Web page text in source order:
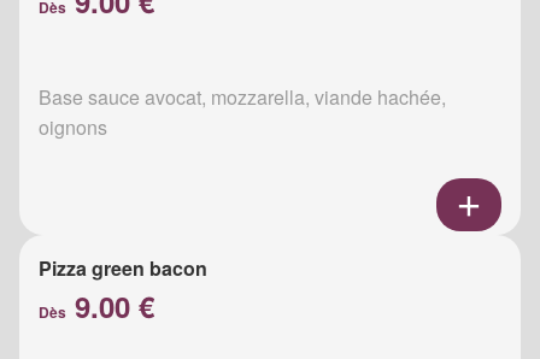
Dès
Base sauce avocat, mozzarella, viande hachée,
oignons
Pizza green bacon
Dès 9.00 €